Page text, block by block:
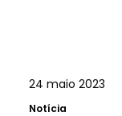
24 maio 2023
Notícia